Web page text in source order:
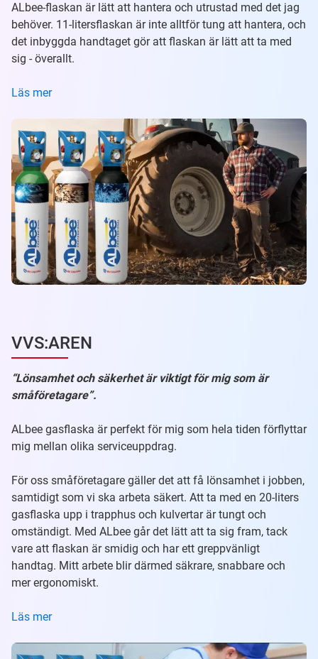
ALbee-flaskan är lätt att hantera och utrustad med det jag
behöver. 11-litersflaskan är inte alltför tung att hantera, och
det inbyggda handtaget gör att flaskan är lätt att ta med
sig - överallt.
Läs mer
VVS:AREN
“Lönsamhet och säkerhet är viktigt för mig som är
småföretagare”.
ALbee gasflaska är perfekt för mig som hela tiden förflyttar
mig mellan olika serviceuppdrag.
För oss småföretagare gäller det att få lönsamhet i jobben,
samtidigt som vi ska arbeta säkert. Att ta med en 20-liters
gasflaska upp i trapphus och kulvertar är tungt och
omständigt. Med ALbee går det lätt att ta sig fram, tack
vare att flaskan är smidig och har ett greppvänligt
handtag. Mitt arbete blir därmed säkrare, snabbare och
mer ergonomiskt.
Läs mer